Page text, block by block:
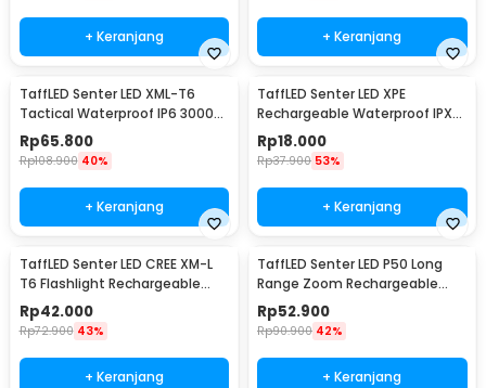
+ Keranjang + Keranjang
TaffLED Senter LED XML-T6
Tactical Waterproof IP6 3000
Lumens - E97
Rp65.800
Rp108.900 40%
+ Keranjang
TaffLED Senter LED XPE
Rechargeable Waterproof IPX4
200 Lumens - 3187
Rp18.000
Rp37.900 53%
+ Keranjang
TaffLED Senter LED CREE XM-L
T6 Flashlight Rechargeable
500 Lumens - CH1463
Rp42.000
Rp72.900 43%
+ Keranjang
TaffLED Senter LED P50 Long
Range Zoom Rechargeable
IP55 800 Lumens - TG-S191
Rp52.900
Rp90.900 42%
+ Keranjang